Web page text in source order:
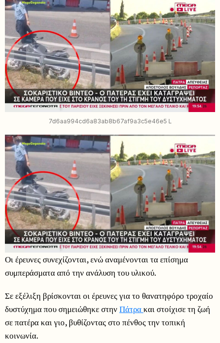
7d6aa994cd6a83ab8b67af9a3c5e46e5 L
Οι έρευνες συνεχίζονται, ενώ αναμένονται τα επίσημα
συμπεράσματα από την ανάλυση του υλικού.
Σε εξέλιξη βρίσκονται οι έρευνες για το θανατηφόρο τροχαίο
δυστύχημα που σημειώθηκε στηνΠάτρακαι στοίχισε τη ζωή
σε πατέρα και γιο, βυθίζοντας στο πένθος την τοπική
κοινωνία.